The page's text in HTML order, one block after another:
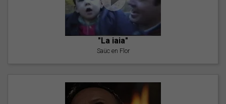
"La iaia"
Saüc en Flor